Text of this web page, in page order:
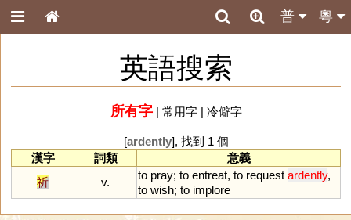
粵
普
英語搜索
所有字| 常用字| 冷僻字
[ardently], 找到 1 個
漢字
詞類
意義
祈
v.
to pray; to entreat, to request ardently,
to wish; to implore